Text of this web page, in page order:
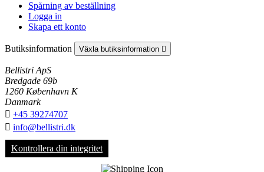
Spårning av beställning
Logga in
Skapa ett konto
Butiksinformation Växla butiksinformation 
Bellistri ApS
Bredgade 69b
1260 København K
Danmark
 +45 39274707
 info@bellistri.dk
Kontrollera din integritet